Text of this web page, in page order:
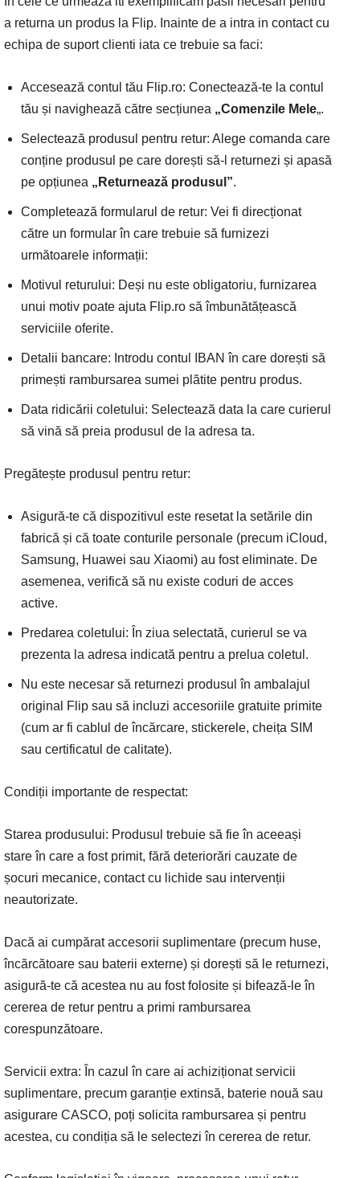
a returna un produs la Flip. Inainte de a intra in contact cu
echipa de suport clienti iata ce trebuie sa faci:
Accesează contul tău Flip.ro: Conectează-te la contul
tău și navighează către secțiunea „Comenzile Mele„.
Selectează produsul pentru retur: Alege comanda care
conține produsul pe care dorești să-l returnezi și apasă
pe opțiunea „Returnează produsul”.
Completează formularul de retur: Vei fi direcționat
către un formular în care trebuie să furnizezi
următoarele informații:
Motivul returului: Deși nu este obligatoriu, furnizarea
unui motiv poate ajuta Flip.ro să îmbunătățească
serviciile oferite.
Detalii bancare: Introdu contul IBAN în care dorești să
primești rambursarea sumei plătite pentru produs.
Data ridicării coletului: Selectează data la care curierul
să vină să preia produsul de la adresa ta.
Pregătește produsul pentru retur:
Asigură-te că dispozitivul este resetat la setările din
fabrică și că toate conturile personale (precum iCloud,
Samsung, Huawei sau Xiaomi) au fost eliminate. De
asemenea, verifică să nu existe coduri de acces
active.
Predarea coletului: În ziua selectată, curierul se va
prezenta la adresa indicată pentru a prelua coletul.
Nu este necesar să returnezi produsul în ambalajul
original Flip sau să incluzi accesoriile gratuite primite
(cum ar fi cablul de încărcare, stickerele, cheița SIM
sau certificatul de calitate).
Condiții importante de respectat:
Starea produsului: Produsul trebuie să fie în aceeași
stare în care a fost primit, fără deteriorări cauzate de
șocuri mecanice, contact cu lichide sau intervenții
neautorizate.
Dacă ai cumpărat accesorii suplimentare (precum huse,
încărcătoare sau baterii externe) și dorești să le returnezi,
asigură-te că acestea nu au fost folosite și bifează-le în
cererea de retur pentru a primi rambursarea
corespunzătoare.
Servicii extra: În cazul în care ai achiziționat servicii
suplimentare, precum garanție extinsă, baterie nouă sau
asigurare CASCO, poți solicita rambursarea și pentru
acestea, cu condiția să le selectezi în cererea de retur.